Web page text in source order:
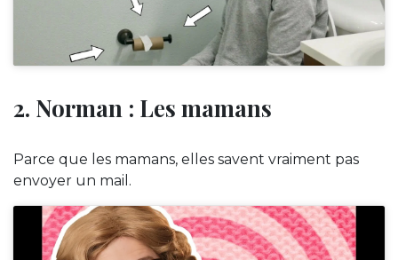
2. Norman : Les mamans
Parce que les mamans, elles savent vraiment pas
envoyer un mail.